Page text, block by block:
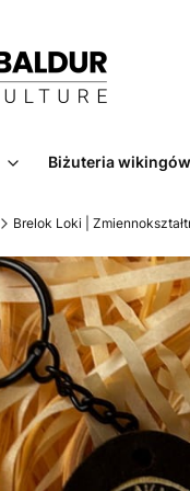
Biżuteria wikingów
Brelok Loki |